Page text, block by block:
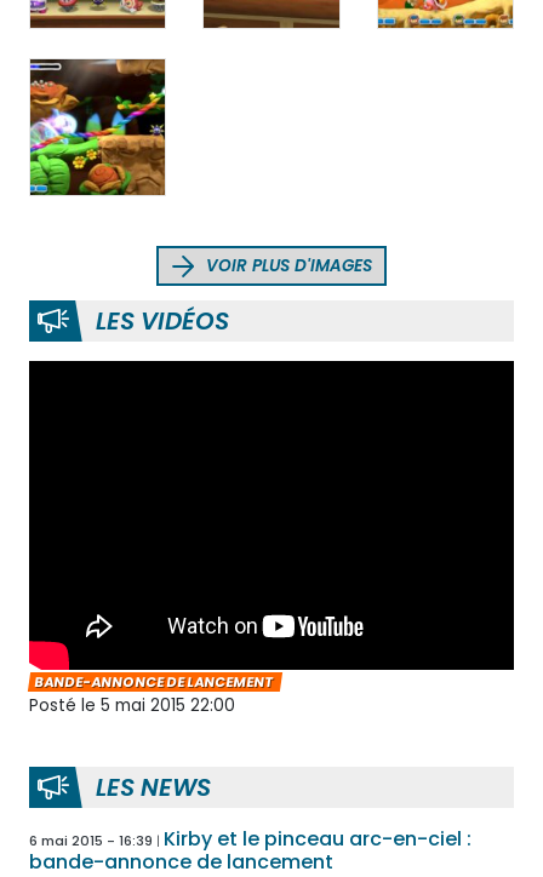
VOIR PLUS D'IMAGES
LES VIDÉOS
BANDE-ANNONCE DE LANCEMENT
Posté le 5 mai 2015 22:00
LES NEWS
6 mai 2015 - 16:39
Kirby et le pinceau arc-en-ciel :
bande-annonce de lancement